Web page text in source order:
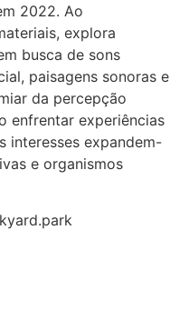
2022. Ao
explora
busca de sons
paisagens sonoras e
da percepção
enfrentar experiências
interesses expandem-
e organismos